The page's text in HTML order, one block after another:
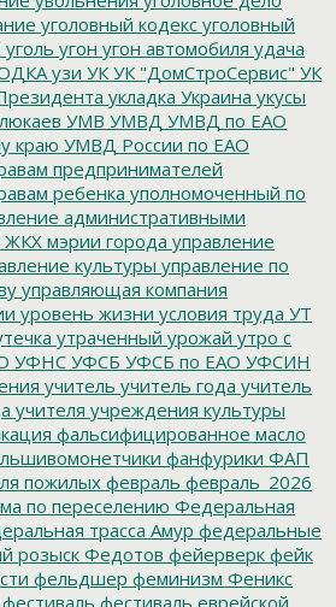
уголовный кодекс уголовный
уголь угон угон автомобиля удача
узи УК УК "ДомСтроСервис" УК
укладка Украина укусы
УМВ УМВД УМВД по ЕАО
краю УМВД России по ЕАО
предпринимателей
ребенка уполномоченный по
административными
ЖКХ мэрии города управление
культуры управление по
управляющая компания
уровень жизни условия труда УТ
утраченный урожай утро с
УФНС УФСБ УФСБ по ЕАО УФСИН
учитель учитель года учитель
учителя учреждения культуры
фальсифицированное масло
фанфурики ФАП
пожилых февраль февраль_2026
по переселению Федеральная
трасса Амур федеральные
розыск Федотов фейерверк фейк
фельдшер феминизм Феникс
фестиваль фестиваль еврейской